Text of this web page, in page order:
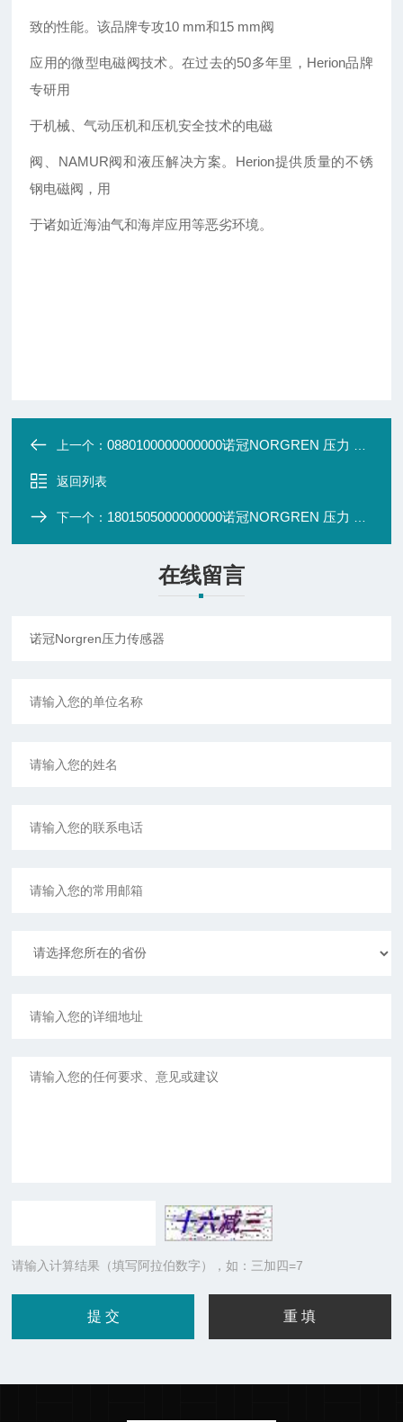
致的性能。该品牌专攻10 mm和15 mm阀
应用的微型电磁阀技术。在过去的50多年里，Herion品牌
专研用
于机械、气动压机和压机安全技术的电磁
阀、NAMUR阀和液压解决方案。Herion提供质量的不锈
钢电磁阀，用
于诸如近海油气和海岸应用等恶劣环境。
上一个：0880100000000000诺冠NORGREN 压力 机械式压力开关
返回列表
下一个： 1801505000000000诺冠NORGREN 压力 机械式压力开关
在线留言
请输入计算结果（填写阿拉伯数字），如：三加四=7